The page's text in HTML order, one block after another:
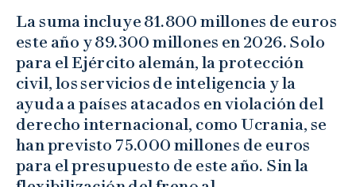
La suma incluye 81.800 millones de euros
este año y 89.300 millones en 2026. Solo
para el Ejército alemán, la protección
civil, los servicios de inteligencia y la
ayuda a países atacados en violación del
derecho internacional, como Ucrania, se
han previsto 75.000 millones de euros
para el presupuesto de este año. Sin la